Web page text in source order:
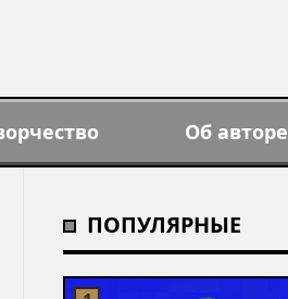
Об авторе
ПОПУЛЯРНЫЕ